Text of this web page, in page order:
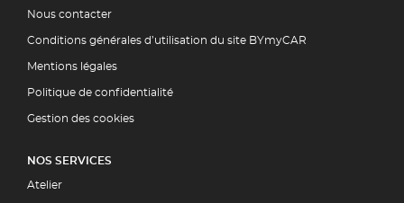
Nous contacter
Conditions générales d’utilisation du site BYmyCAR
Mentions légales
Politique de confidentialité
Gestion des cookies
NOS SERVICES
Atelier